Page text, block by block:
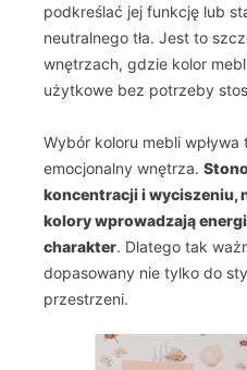
podkreślać jej funkcję lub
neutralnego tła. Jest to
wnętrzach, gdzie kolor
użytkowe bez potrzeby
Wybór koloru mebli
emocjonalny wnętrza.
koncentracji i wyciszeniu,
kolory wprowadzają
charakter. Dlatego tak
dopasowany nie tylko do
przestrzeni.